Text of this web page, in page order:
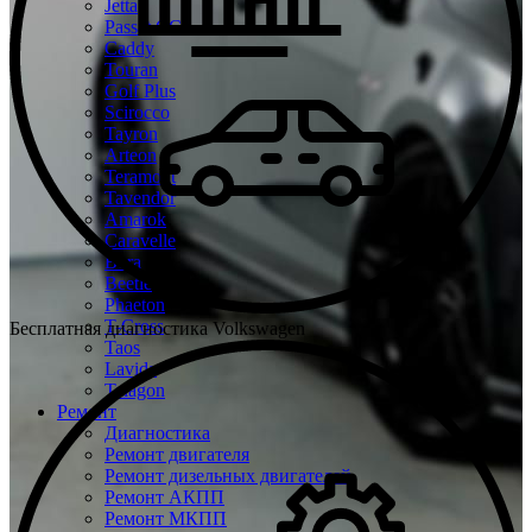
Jetta
Passat CC
Caddy
Touran
Golf Plus
Scirocco
Tayron
Arteon
Teramont
Tavendor
Amarok
Caravelle
Bora
Beetle
Phaeton
T-Cross
Taos
Lavida
Talagon
Ремонт
Диагностика
Ремонт двигателя
Ремонт дизельных двигателей
Ремонт АКПП
Ремонт МКПП
Бесплатная диагностика Volkswagen